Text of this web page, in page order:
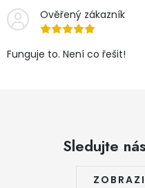
Ověřený zákazník
Funguje to. Není co řešit!
Sledujte